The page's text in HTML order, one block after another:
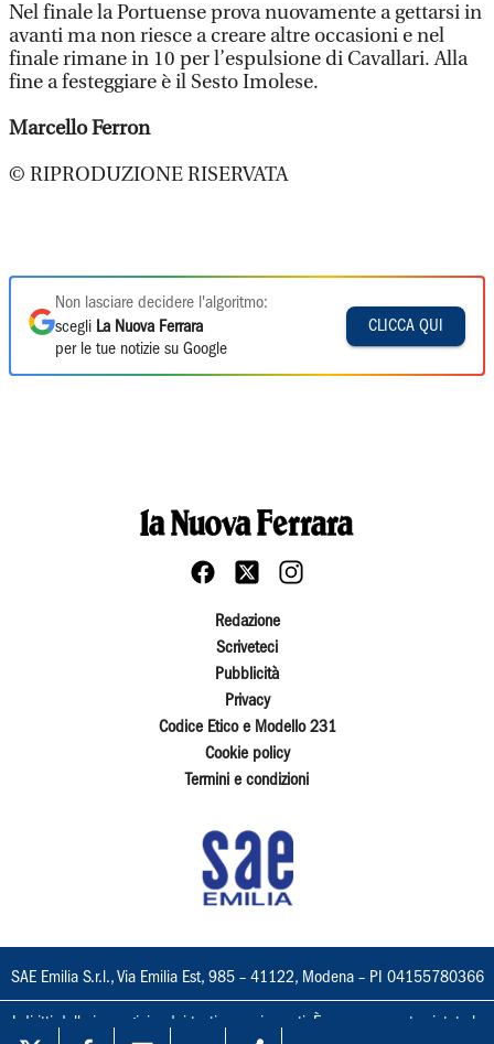
Nel finale la Portuense prova nuovamente a gettarsi in
avanti ma non riesce a creare altre occasioni e nel
finale rimane in 10 per l’espulsione di Cavallari. Alla
fine a festeggiare è il Sesto Imolese.
Marcello Ferron
© RIPRODUZIONE RISERVATA
Non lasciare decidere l'algoritmo:
scegli La Nuova Ferrara
per le tue notizie su Google
CLICCA QUI
Redazione
Scriveteci
Pubblicità
Privacy
Codice Etico e Modello 231
Cookie policy
Termini e condizioni
SAE Emilia S.r.l., Via Emilia Est, 985 – 41122, Modena – PI 04155780366
I diritti delle immagini e dei testi sono riservati. È espressamente vietata la